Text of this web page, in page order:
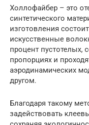
Холлофайбер – это
синтетического
изготовления
искусственные
процент пустотелых,
пропорциях и
аэродинамических
другом.
Благодаря такому
задействовать